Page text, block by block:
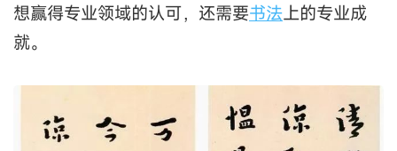
想赢得专业领域的认可，还需要书法上的专业成
就。